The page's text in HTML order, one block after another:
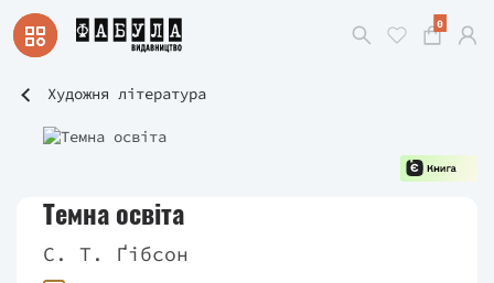
0
Художня література
Темна освіта
С. Т. Ґібсон